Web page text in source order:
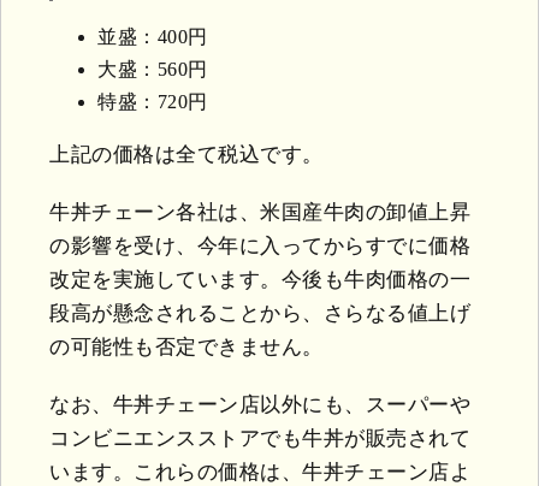
並盛：400円
大盛：560円
特盛：720円
上記の価格は全て税込です。
牛丼チェーン各社は、米国産牛肉の卸値上昇
の影響を受け、今年に入ってからすでに価格
改定を実施しています。今後も牛肉価格の一
段高が懸念されることから、さらなる値上げ
の可能性も否定できません。
なお、牛丼チェーン店以外にも、スーパーや
コンビニエンスストアでも牛丼が販売されて
います。これらの価格は、牛丼チェーン店よ